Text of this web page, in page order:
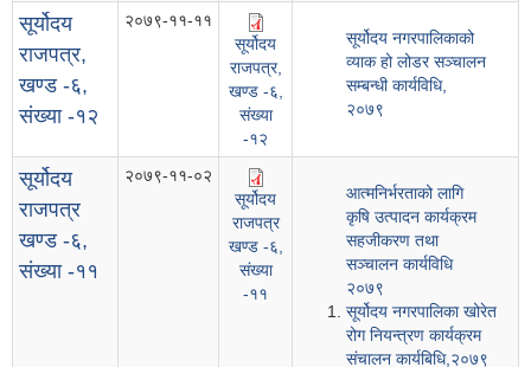
सूर्योदय
राजपत्र,
खण्ड -६,
संख्या -१२
२०७९-११-११
सूर्योदय
राजपत्र,
खण्ड -६,
संख्या
-१२
सूर्योदय नगरपालिकाको
व्याक हो लोडर सञ्चालन
सम्बन्धी कार्यविधि,
२०७९
सूर्योदय
राजपत्र
खण्ड -६,
संख्या -११
२०७९-११-०२
सूर्योदय
राजपत्र
खण्ड -६,
संख्या
-११
आत्मनिर्भरताको लागि
कृषि उत्पादन कार्यक्रम
सहजीकरण तथा
सञ्चालन कार्यविधि
२०७९
सूर्योदय नगरपालिका खोरेत
रोग नियन्त्रण कार्यक्रम
संचालन कार्यबिधि,२०७९